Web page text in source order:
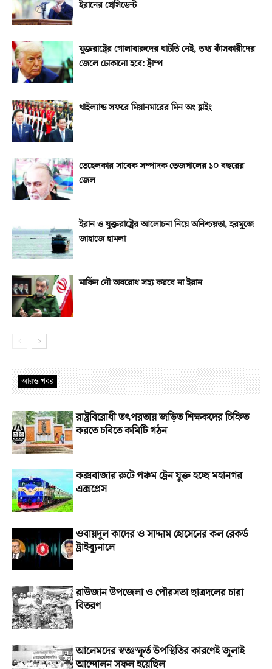
ইরানের প্রেসিডেন্ট
যুক্তরাষ্ট্রের গোলাবারুদের ঘাটতি নেই, তথ্য ফাঁসকারীদের
জেলে ঢোকানো হবে: ট্রাম্প
থাইল্যান্ড সফরে মিয়ানমারের মিন অং হ্লাইং
তেহেলকার সাবেক সম্পাদক তেজপালের ১০ বছরের
জেল
ইরান ও যুক্তরাষ্ট্রের আলোচনা নিয়ে অনিশ্চয়তা, হরমুজে
জাহাজে হামলা
মার্কিন নৌ অবরোধ সহ্য করবে না ইরান
আরও খবর
রাষ্ট্রবিরোধী তৎপরতায় জড়িত শিক্ষকদের চিহ্নিত
করতে চবিতে কমিটি গঠন
কক্সবাজার রুটে পঞ্চম ট্রেন যুক্ত হচ্ছে মহানগর
এক্সপ্রেস
ওবায়দুল কাদের ও সাদ্দাম হোসেনের কল রেকর্ড
ট্রাইব্যুনালে
রাউজান উপজেলা ও পৌরসভা ছাত্রদলের চারা
বিতরণ
আলেমদের স্বতঃস্ফূর্ত উপস্থিতির কারণেই জুলাই
আন্দোলন সফল হয়েছিল